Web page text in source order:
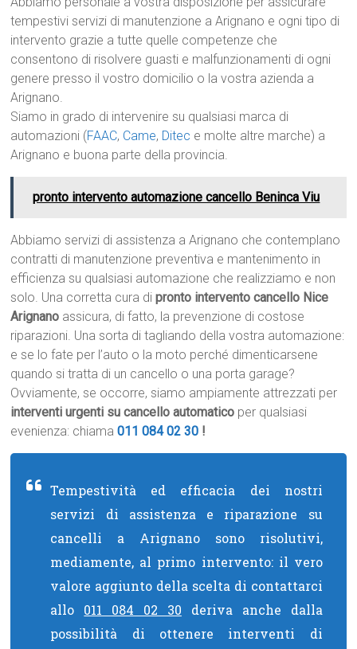
tempestivi servizi di manutenzione a Arignano e ogni tipo di
intervento grazie a tutte quelle competenze che
consentono di risolvere guasti e malfunzionamenti di ogni
genere presso il vostro domicilio o la vostra azienda a
Arignano.
Siamo in grado di intervenire su qualsiasi marca di
automazioni (FAAC, Came, Ditec e molte altre marche) a
Arignano e buona parte della provincia.
pronto intervento automazione cancello Beninca Viu
Abbiamo servizi di assistenza a Arignano che contemplano
contratti di manutenzione preventiva e mantenimento in
efficienza su qualsiasi automazione che realizziamo e non
solo. Una corretta cura dipronto intervento cancello Nice
Arignano assicura, di fatto, la prevenzione di costose
riparazioni. Una sorta di tagliando della vostra automazione:
e se lo fate per l’auto o la moto perché dimenticarsene
quando si tratta di un cancello o una porta garage?
Ovviamente, se occorre, siamo ampiamente attrezzati per
interventi urgenti su cancello automatico per qualsiasi
evenienza: chiama011 084 02 30 !
Tempestività ed efficacia dei nostri
servizi di assistenza e riparazione su
cancelli a Arignano sono risolutivi,
mediamente, al primo intervento: il vero
valore aggiunto della scelta di contattarci
allo 011 084 02 30 deriva anche dalla
possibilità di ottenere interventi di